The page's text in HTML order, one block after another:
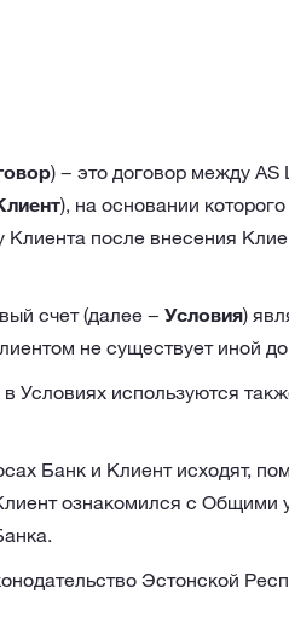
) − это договор между AS
), на основании
после внесения
счет (далее − Условия)
не существует иной
Условиях используются
Банк и Клиент исходят,
ознакомился с
Эстонской